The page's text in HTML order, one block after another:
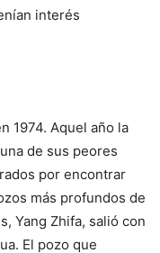
interés
1974. Aquel año la
de sus peores
por encontrar
más profundos de
Yang Zhifa, salió con
El pozo que